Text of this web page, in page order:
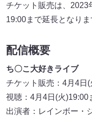
チケット販売は、2023
19:00まで延長となり
配信概要
ち〇こ大好きライブ
チケット販売：4月4日
視聴：4月4日(火)19:00
出演者：レインボー・